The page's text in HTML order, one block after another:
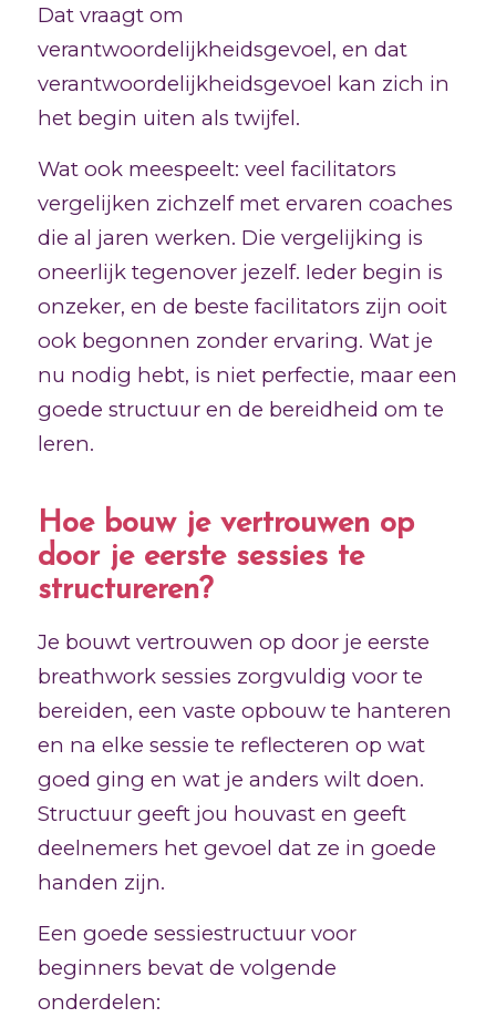
Dat vraagt om
verantwoordelijkheidsgevoel, en dat
verantwoordelijkheidsgevoel kan zich in
het begin uiten als twijfel.
Wat ook meespeelt: veel facilitators
vergelijken zichzelf met ervaren coaches
die al jaren werken. Die vergelijking is
oneerlijk tegenover jezelf. Ieder begin is
onzeker, en de beste facilitators zijn ooit
ook begonnen zonder ervaring. Wat je
nu nodig hebt, is niet perfectie, maar een
goede structuur en de bereidheid om te
leren.
Hoe bouw je vertrouwen op
door je eerste sessies te
structureren?
Je bouwt vertrouwen op door je eerste
breathwork sessies zorgvuldig voor te
bereiden, een vaste opbouw te hanteren
en na elke sessie te reflecteren op wat
goed ging en wat je anders wilt doen.
Structuur geeft jou houvast en geeft
deelnemers het gevoel dat ze in goede
handen zijn.
Een goede sessiestructuur voor
beginners bevat de volgende
onderdelen: